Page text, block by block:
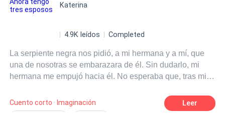
Katerina
4.9K leídos Completed
La serpiente negra nos pidió, a mi hermana y a mí, que
una de nosotras se embarazara de él. Sin dudarlo, mi
hermana me empujó hacia él. No esperaba que, tras mi
los brazos de la Serpiente Negra buscando su favor. Ver
de nuevo esa aterradora imagen que tanto me
Cuento corto · Imaginación Leer